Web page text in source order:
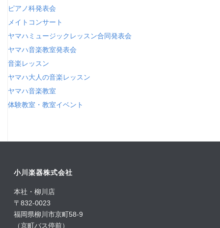
ピアノ科発表会
メイトコンサート
ヤマハミュージックレッスン合同発表会
ヤマハ音楽教室発表会
音楽レッスン
ヤマハ大人の音楽レッスン
ヤマハ音楽教室
体験教室・教室イベント
小川楽器株式会社
本社・柳川店
〒832-0023
福岡県柳川市京町58-9
（京町バス停前）